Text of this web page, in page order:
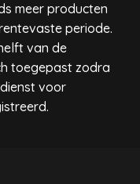
meer producten
periode.
van de
toegepast zodra
voor